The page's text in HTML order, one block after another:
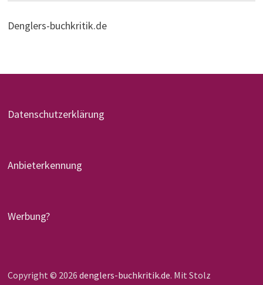
Denglers-buchkritik.de
Datenschutzerklärung
Anbieterkennung
Werbung?
Copyright © 2026 denglers-buchkritik.de. Mit Stolz